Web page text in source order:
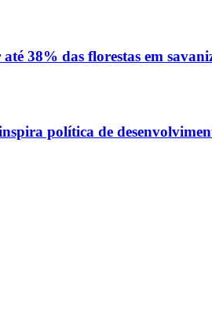
38% das florestas em
política de